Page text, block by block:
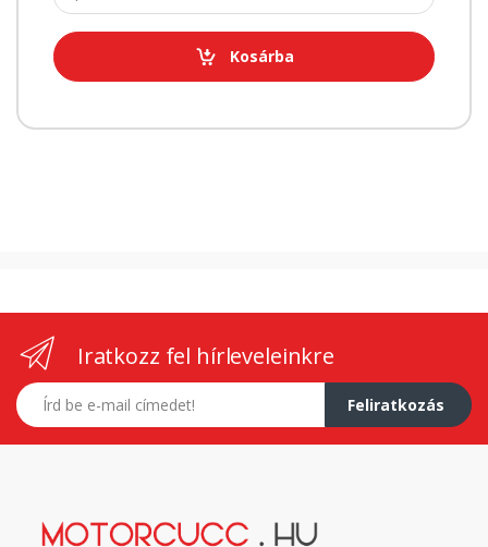
Kosárba
Iratkozz fel hírleveleinkre
E-mail címed
Feliratkozás